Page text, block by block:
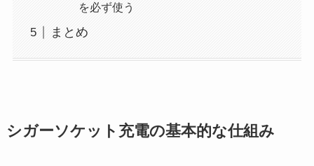
を必ず使う
まとめ
シガーソケット充電の基本的な仕組み